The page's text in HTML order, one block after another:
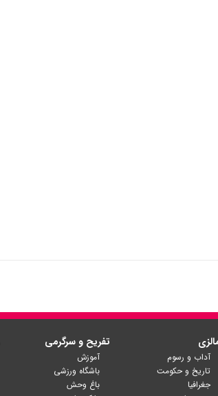
آداب و رسوم
تاریخ و حکومت
جغرافیا
تفریح و سرگرمی
آموزش
باشگاه ورزشی
باغ وحش